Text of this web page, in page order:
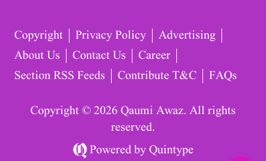
Copyright Privacy Policy
Advertising
About Us
Contact Us
Career
Section RSS Feeds
Contribute T&C FAQs
Copyright © 2026 Qaumi Awaz. All rights
reserved.
Powered byQuintype